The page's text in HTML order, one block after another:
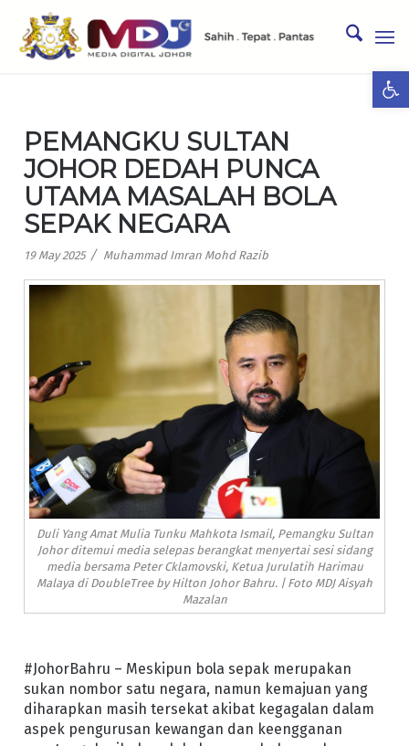
PEMANGKU SULTAN
JOHOR DEDAH PUNCA
UTAMA MASALAH BOLA
SEPAK NEGARA
19 May 2025 / Muhammad Imran Mohd Razib
Duli Yang Amat Mulia Tunku Mahkota Ismail, Pemangku Sultan
Johor ditemui media selepas berangkat menyertai sesi sidang
media bersama Peter Cklamovski, Ketua Jurulatih Harimau
Malaya di DoubleTree by Hilton Johor Bahru. | Foto MDJ Aisyah
Mazalan
#JohorBahru – Meskipun bola sepak merupakan
sukan nombor satu negara, namun kemajuan yang
diharapkan masih tersekat akibat kegagalan dalam
aspek pengurusan kewangan dan keengganan